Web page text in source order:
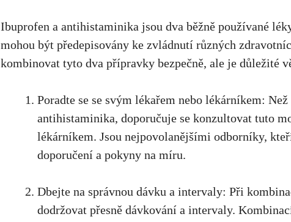
Ibuprofen a antihistaminika jsou dva běžně používané
mohou být předepisovány ⁤ke zvládnutí⁢ různých
kombinovat tyto dva přípravky bezpečně, ale je důležité
Poradte se se svým lékařem nebo lékárníkem:​
antihistaminika, doporučuje se konzultovat tuto
lékárníkem. Jsou nejpovolanějšími⁣ odborníky,
doporučení a pokyny na míru.
Dbejte na správnou dávku a intervaly: Při
dodržovat ⁢přesně dávkování a intervaly.